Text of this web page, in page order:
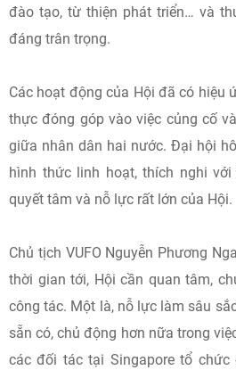
đào tạo, từ thiện phát triển… và
đáng trân trọng.
Các hoạt động của Hội đã có hiệu
thực đóng góp vào việc củng cố
giữa nhân dân hai nước. Đại hội
hình thức linh hoạt, thích nghi
quyết tâm và nỗ lực rất lớn của Hội.
Chủ tịch VUFO Nguyễn Phương
thời gian tới, Hội cần quan tâm,
công tác. Một là, nỗ lực làm sâu
sẵn có, chủ động hơn nữa trong
các đối tác tại Singapore tổ